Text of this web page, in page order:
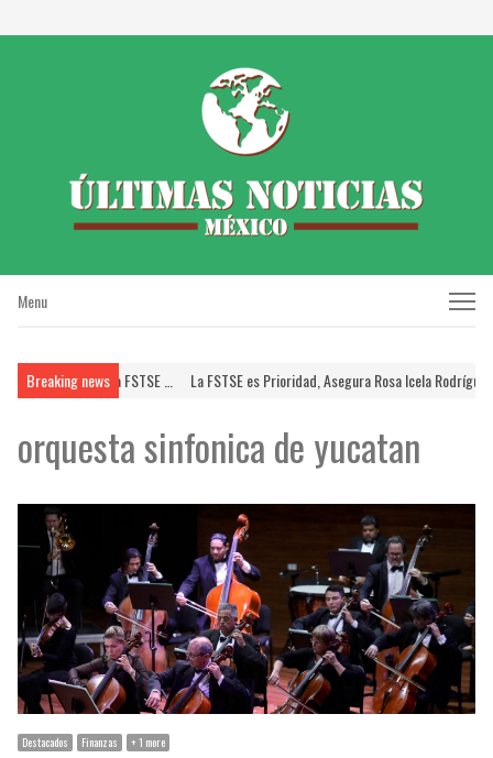
Menu
Menu
Breaking newsBrinda FSTSE … La FSTSE es Prioridad, Asegura Rosa Icela
orquesta sinfonica de yucatan
Destacados Finanzas + 1 more